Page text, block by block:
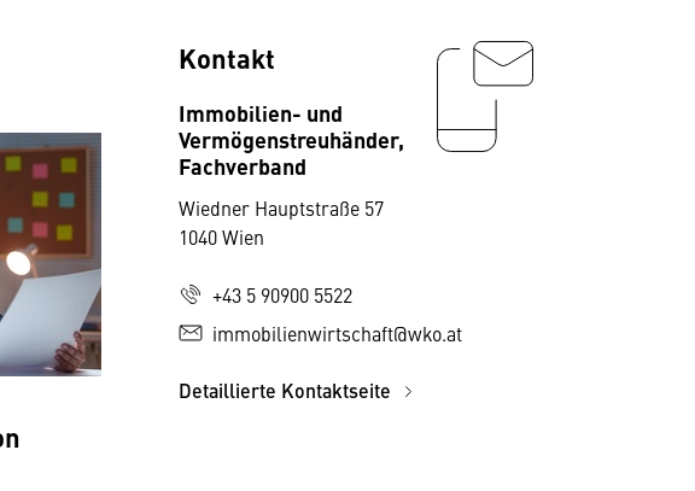
Kontakt
Immobilien- und
Vermögenstreuhänder,
Fachverband
Wiedner Hauptstraße 57
1040 Wien
+43 5 90900 5522
immobilienwirtschaft@wko.at
Detaillierte Kontaktseite